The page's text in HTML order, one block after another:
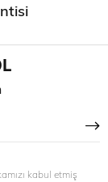
kabul etmiş